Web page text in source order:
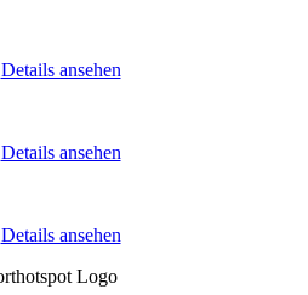
Details ansehen
Details ansehen
Details ansehen